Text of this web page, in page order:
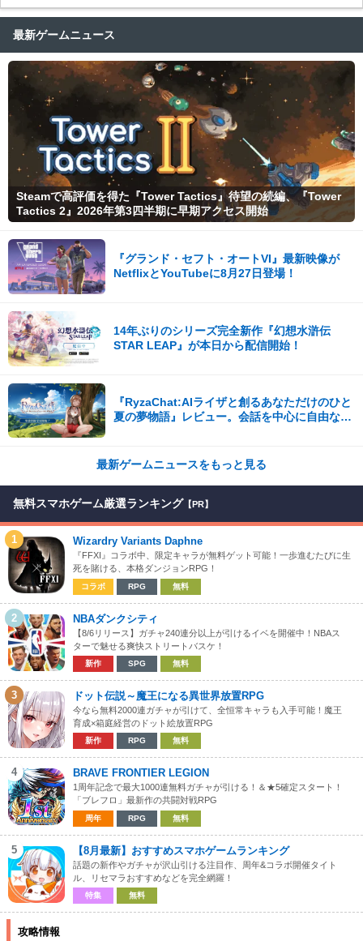
最新ゲームニュース
Steamで高評価を得た『Tower Tactics』待望の続編、『Tower
Tactics 2』2026年第3四半期に早期アクセス開始
『グランド・セフト・オートVI』最新映像が
NetflixとYouTubeに8月27日登場！
14年ぶりのシリーズ完全新作『幻想水滸伝
STAR LEAP』が本日から配信開始！
『RyzaChat:AIライザと創るあなただけのひと
夏の夢物語』レビュー。会話を中心に自由な冒
最新ゲームニュースをもっと見る
無料スマホゲーム厳選ランキング 【PR】
1 Wizardry Variants Daphne
『FFXI』コラボ中、限定キャラが無料ゲット可能！一歩進むたびに生
死を賭ける、本格ダンジョンRPG！
コラボ RPG 無料
2 NBAダンクシティ
【8/6リリース】ガチャ240連分以上が引けるイベを開催中！NBAス
ターで魅せる爽快ストリートバスケ！
新作 SPG 無料
3 ドット伝説～魔王になる異世界放置RPG
今なら無料2000連ガチャが引けて、全恒常キャラも入手可能！魔王
育成×箱庭経営のドット絵放置RPG
新作 RPG 無料
4 BRAVE FRONTIER LEGION
1周年記念で最大1000連無料ガチャが引ける！＆★5確定スタート！
「ブレフロ」最新作の共闘対戦RPG
周年 RPG 無料
5 【8月最新】おすすめスマホゲームランキング
話題の新作やガチャが沢山引ける注目作、周年&コラボ開催タイト
ル、リセマラおすすめなどを完全網羅！
特集 無料
攻略情報